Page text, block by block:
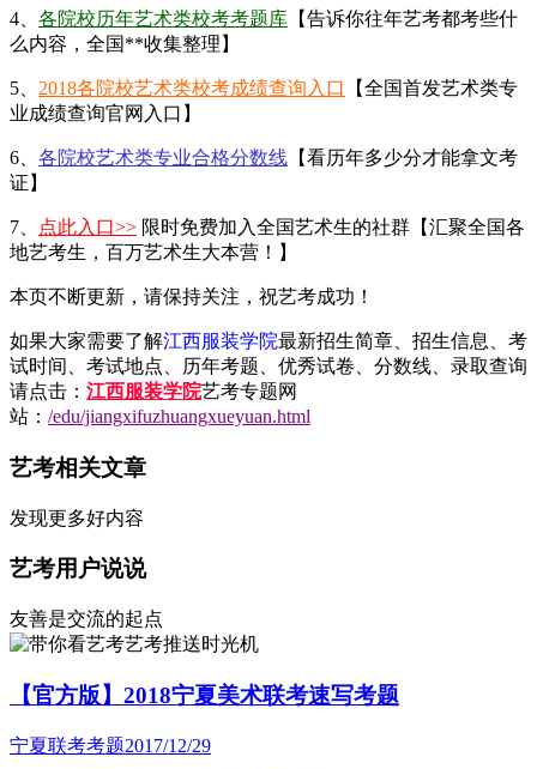
4、 各院校历年艺术类校考考题库 【告诉你往年艺考都考些什
么内容，全国**收集整理】
5、 2018各院校艺术类校考成绩查询入口
【全国首发艺术类专
业成绩查询官网入口】
6、 各院校艺术类专业合格分数线 【看历年多少分才能拿文考
证】
7、 点此入口>> 限时免费加入全国艺术生的社群【汇聚全国各
地艺考生，百万艺术生大本营！】
本页不断更新，请保持关注，祝艺考成功！
如果大家需要了解江西服装学院最新招生简章、招生信息、考
试时间、考试地点、历年考题、优秀试卷、分数线、录取查询
请点击： 江西服装学院艺考专题网
站： /edu/jiangxifuzhuangxueyuan.html
艺考相关文章
发现更多好内容
艺考用户说说
友善是交流的起点
艺考推送时光机
【官方版】2018宁夏美术联考速写考题
宁夏联考考题2017/12/29